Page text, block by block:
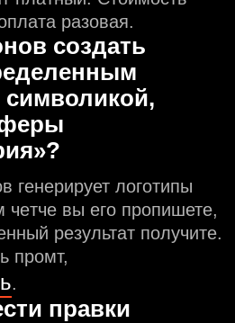
разовая.
создать
генерирует логотипы
вы его пропишете,
результат получите.
промт,
.
правки